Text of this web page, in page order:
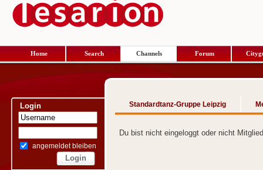
Home Search Channels Forum
Login
angemeldet bleiben
Standardtanz-Gruppe Leipzig
Du bist nicht eingeloggt oder nicht